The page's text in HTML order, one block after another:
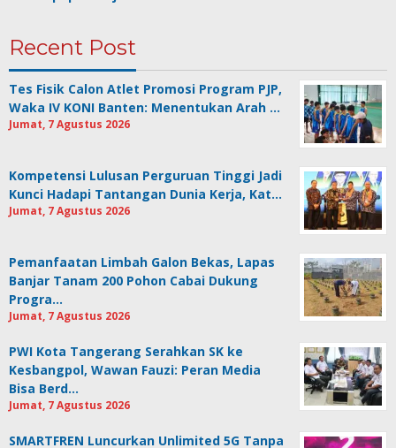
Recent Post
Tes Fisik Calon Atlet Promosi Program PJP,
Waka IV KONI Banten: Menentukan Arah …
Jumat, 7 Agustus 2026
Kompetensi Lulusan Perguruan Tinggi Jadi
Kunci Hadapi Tantangan Dunia Kerja, Kat…
Jumat, 7 Agustus 2026
Pemanfaatan Limbah Galon Bekas, Lapas
Banjar Tanam 200 Pohon Cabai Dukung
Progra…
Jumat, 7 Agustus 2026
PWI Kota Tangerang Serahkan SK ke
Kesbangpol, Wawan Fauzi: Peran Media
Bisa Berd…
Jumat, 7 Agustus 2026
SMARTFREN Luncurkan Unlimited 5G Tanpa